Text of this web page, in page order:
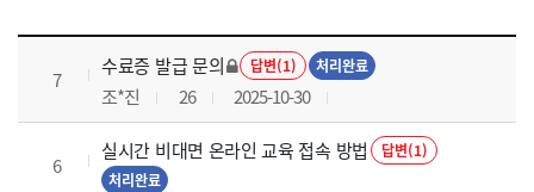
국가회계의 활용 과정 목록 으로 번호, 제목, 작성자, 조회수, 등록 일로 나열 되고 있습니다.
7
수료증 발급 문의 답변(1) 처리완료
조*진 26 2025-10-30
6
실시간 비대면 온라인 교육 접속 방법
답변(1)
처리완료